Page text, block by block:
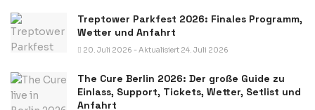
Treptower Parkfest 2026: Finales Programm,
Wetter und Anfahrt
20. Juli 2026 - Aktualisiert 24. Juli 2026
The Cure Berlin 2026: Der große Guide zu
Einlass, Support, Tickets, Wetter, Setlist und
Anfahrt